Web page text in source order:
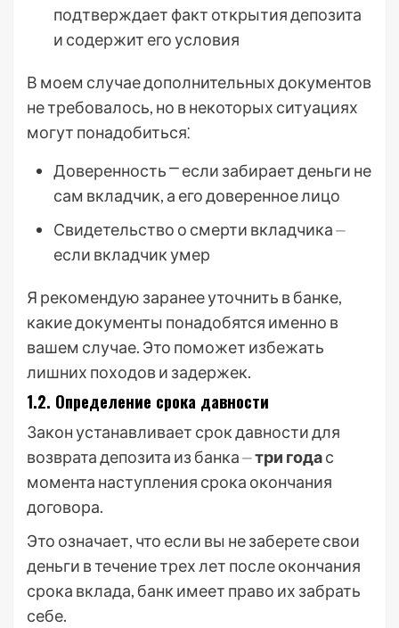
подтверждает факт открытия депозита
и содержит его условия
В моем случае дополнительных документов
не требовалось, но в некоторых ситуациях
могут понадобиться⁚
Доверенность ⎻ если забирает деньги не
сам вкладчик, а его доверенное лицо
Свидетельство о смерти вкладчика ⏤
если вкладчик умер
Я рекомендую заранее уточнить в банке,
какие документы понадобятся именно в
вашем случае. Это поможет избежать
лишних походов и задержек.
1.2. Определение срока давности
Закон устанавливает срок давности для
возврата депозита из банка ⏤три годас
момента наступления срока окончания
договора.
Это означает, что если вы не заберете свои
деньги в течение трех лет после окончания
срока вклада, банк имеет право их забрать
себе.